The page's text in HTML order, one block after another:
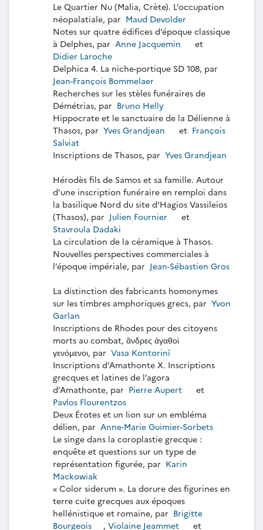
Le Quartier Nu (Malia, Crète). L’occupation
néopalatiale, par Maud Devolder
Notes sur quatre édifices d’époque classique
à Delphes, par Anne Jacquemin
et
Didier Laroche
Delphica 4. La niche-portique SD 108, par
Jean-François Bommelaer
Recherches sur les stèles funéraires de
Démétrias, par Bruno Helly
Hippocrate et le sanctuaire de la Délienne à
Thasos, par Yves Grandjean et François
Salviat
Inscriptions de Thasos, par Yves Grandjean
Hérodès fils de Samos et sa famille. Autour
d’une inscription funéraire en remploi dans
la basilique Nord du site d’Hagios Vassileios
(Thasos), par Julien Fournier
et
Stavroula Dadaki
La circulation de la céramique à Thasos.
Nouvelles perspectives commerciales à
l’époque impériale, par Jean-Sébastien Gros
La distinction des fabricants homonymes
sur les timbres amphoriques grecs, par Yvon
Garlan
Inscriptions de Rhodes pour des citoyens
morts au combat, ἄνδρες ἀγαθοὶ
γενόμενοι, par Vasa Kontorinī
Inscriptions d’Amathonte X. Inscriptions
grecques et latines de l’agora
d’Amathonte, par Pierre Aupert
et
Pavlos Flourentzos
Deux Érotes et un lion sur un embléma
délien, par Anne-Marie Guimier-Sorbets
Le singe dans la coroplastie grecque :
enquête et questions sur un type de
représentation figurée, par Karin
Mackowiak
« Color siderum ». La dorure des figurines en
terre cuite grecques aux époques
hellénistique et romaine, par Brigitte
Bourgeois
, Violaine Jeammet et